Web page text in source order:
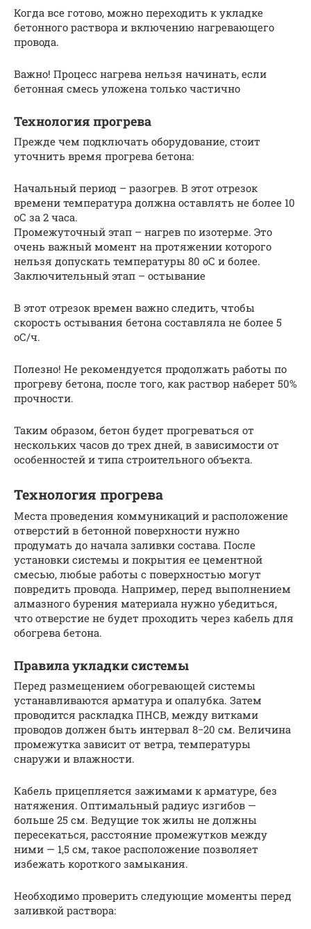
Когда все готово, можно переходить к укладке
бетонного раствора и включению нагревающего
провода.
Важно! Процесс нагрева нельзя начинать, если
бетонная смесь уложена только частично
Технология прогрева
Прежде чем подключать оборудование, стоит
уточнить время прогрева бетона:
Начальный период – разогрев. В этот отрезок
времени температура должна оставлять не более 10
оС за 2 часа.
Промежуточный этап – нагрев по изотерме. Это
очень важный момент на протяжении которого
нельзя допускать температуры 80 оС и более.
Заключительный этап – остывание
В этот отрезок времен важно следить, чтобы
скорость остывания бетона составляла не более 5
оС/ч.
Полезно! Не рекомендуется продолжать работы по
прогреву бетона, после того, как раствор наберет 50%
прочности.
Таким образом, бетон будет прогреваться от
нескольких часов до трех дней, в зависимости от
особенностей и типа строительного объекта.
Технология прогрева
Места проведения коммуникаций и расположение
отверстий в бетонной поверхности нужно
продумать до начала заливки состава. После
установки системы и покрытия ее цементной
смесью, любые работы с поверхностью могут
повредить провода. Например, перед выполнением
алмазного бурения материала нужно убедиться,
что отверстие не будет проходить через кабель для
обогрева бетона.
Правила укладки системы
Перед размещением обогревающей системы
устанавливаются арматура и опалубка. Затем
проводится раскладка ПНСВ, между витками
проводов должен быть интервал 8−20 см. Величина
промежутка зависит от ветра, температуры
снаружи и влажности.
Кабель прицепляется зажимами к арматуре, без
натяжения. Оптимальный радиус изгибов —
больше 25 см. Ведущие ток жилы не должны
пересекаться, расстояние промежутков между
ними — 1,5 см, такое расположение позволяет
избежать короткого замыкания.
Необходимо проверить следующие моменты перед
заливкой раствора: